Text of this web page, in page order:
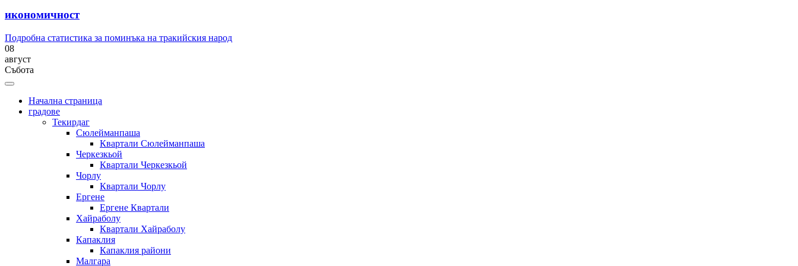
икономичност
Подробна статистика за поминъка на тракийския народ
08
август
Събота
Начална страница
градове
Текирдаг
Сюлейманпаша
Квартали Сюлейманпаша
Черкезкьой
Квартали Черкезкьой
Чорлу
Квартали Чорлу
Ергене
Ергене Квартали
Хайраболу
Квартали Хайраболу
Капаклия
Капаклия райони
Малгара